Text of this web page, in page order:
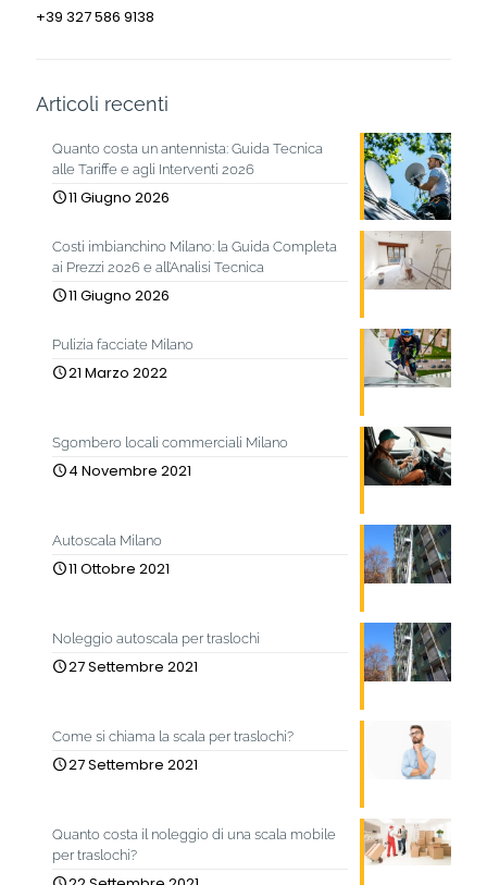
+39 327 586 9138
Articoli recenti
Quanto costa un antennista: Guida Tecnica
alle Tariffe e agli Interventi 2026
11 Giugno 2026
Costi imbianchino Milano: la Guida Completa
ai Prezzi 2026 e all’Analisi Tecnica
11 Giugno 2026
Pulizia facciate Milano
21 Marzo 2022
Sgombero locali commerciali Milano
4 Novembre 2021
Autoscala Milano
11 Ottobre 2021
Noleggio autoscala per traslochi
27 Settembre 2021
Come si chiama la scala per traslochi?
27 Settembre 2021
Quanto costa il noleggio di una scala mobile
per traslochi?